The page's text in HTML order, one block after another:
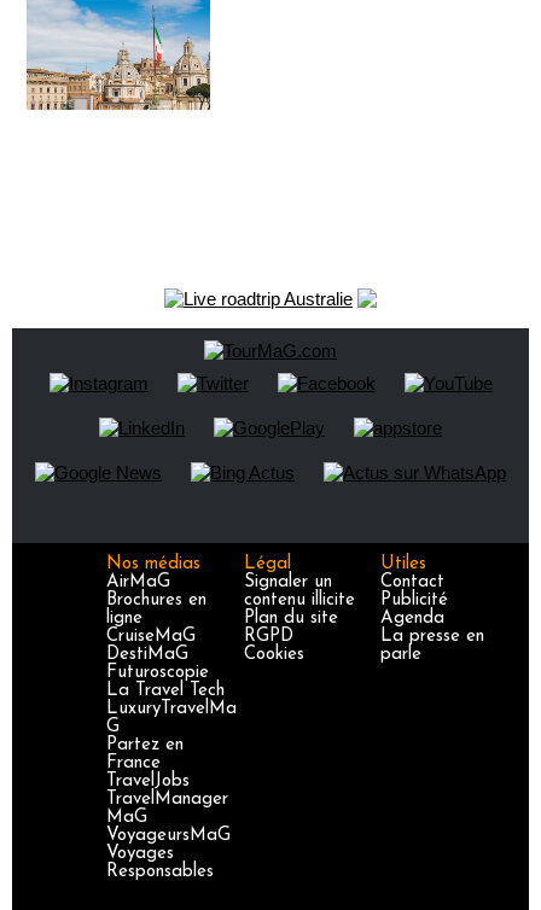
Nos médias
AirMaG
Brochures en
ligne
CruiseMaG
DestiMaG
Futuroscopie
La Travel Tech
LuxuryTravelMa
G
Partez en
France
TravelJobs
TravelManager
MaG
VoyageursMaG
Voyages
Responsables
Légal
Signaler un
contenu illicite
Plan du site
RGPD
Cookies
Utiles
Contact
Publicité
Agenda
La presse en
parle